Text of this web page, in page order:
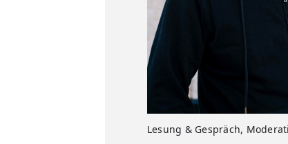
Lesung & Gespräch,